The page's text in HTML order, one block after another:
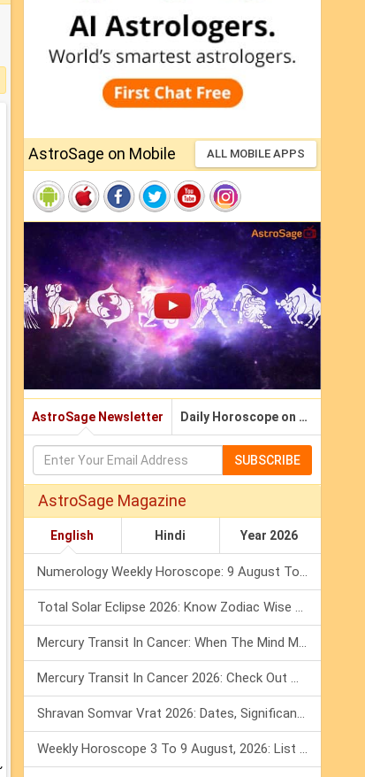
AstroSage on Mobile ALL MOBILE APPS
AstroSage Newsletter Daily Horoscope on Email
SUBSCRIBE
AstroSage Magazine
English Hindi Year 2026
Numerology Weekly Horoscope: 9 August To 15 August, 2026
Total Solar Eclipse 2026: Know Zodiac Wise Prediction
Mercury Transit In Cancer: When The Mind Meets The Heart!
Mercury Transit In Cancer 2026: Check Out What It Brings For You
Shravan Somvar Vrat 2026: Dates, Significance & Rituals In August
Weekly Horoscope 3 To 9 August, 2026: List Of Fasts & Festivals